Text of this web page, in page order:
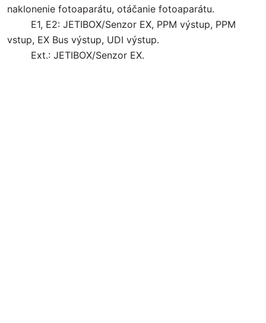
naklonenie fotoaparátu, otáčanie fotoaparátu.
E1, E2: JETIBOX/Senzor EX, PPM výstup, PPM
vstup, EX Bus výstup, UDI výstup.
Ext.: JETIBOX/Senzor EX.